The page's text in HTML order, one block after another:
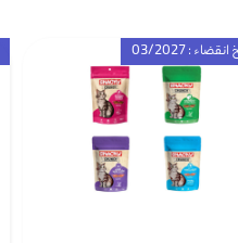
: 03/2027